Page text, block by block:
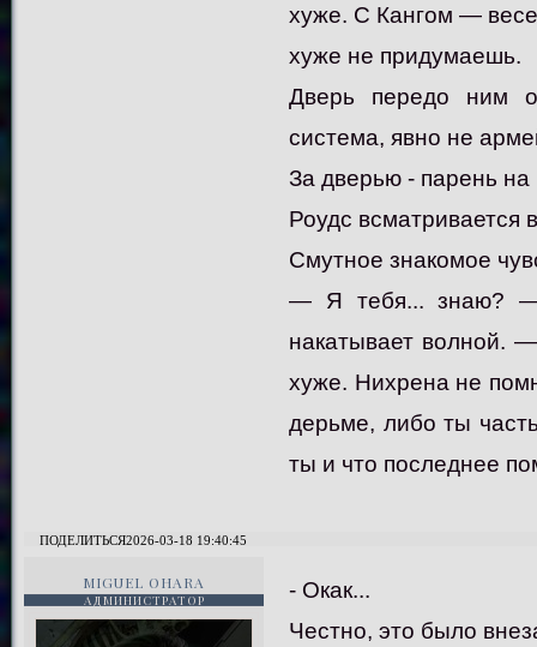
хуже. С Кангом —
хуже не придумаешь.
Дверь передо ним
система, явно не
За дверью - парень
Роудс всматривается
Смутное знакомое
— Я тебя... знаю? —
накатывает волной.
хуже. Нихрена не
дерьме, либо ты
ты и что последнее
ПОДЕЛИТЬСЯ2026-03-18 19:40:45
MIGUEL OHARA
АДМИНИСТРАТОР
- Окак...
Честно, это было